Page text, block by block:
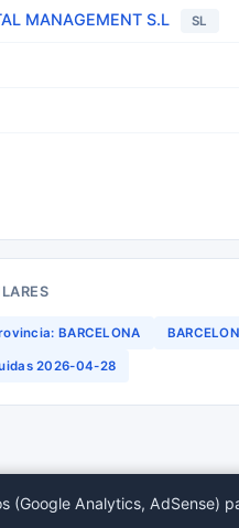
MANAGEMENT S.L SL
BARCELONA
2026-04-28
(Google Analytics, AdSense)